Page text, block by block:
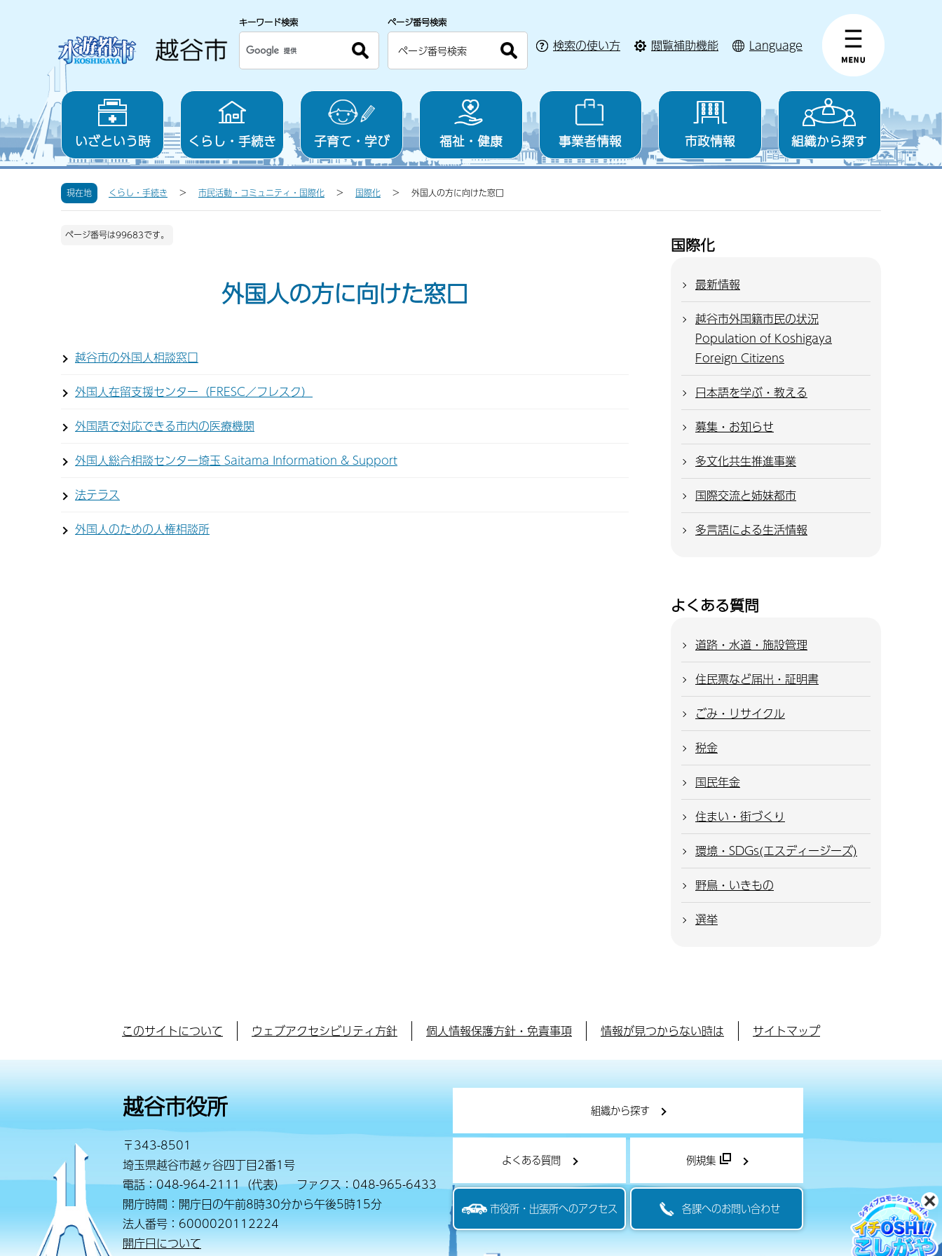
キーワード検索 ページ番号検索
検索の使い方 閲覧補助機能 Language
いざという時 くらし・手続き 子育て・学び 福祉・健康 事業者情報 市政情報 組織から探す
現在地 くらし・手続き 市民活動・コミュニティ・国際化 国際化 外国人の方に向けた窓口
ページ番号は99683です。
外国人の方に向けた窓口
越谷市の外国人相談窓口
外国人在留支援センター（FRESC／フレスク）
外国語で対応できる市内の医療機関
外国人総合相談センター埼玉 Saitama Information & Support
法テラス
外国人のための人権相談所
国際化
最新情報
越谷市外国籍市民の状況
Population of Koshigaya
Foreign Citizens
日本語を学ぶ・教える
募集・お知らせ
多文化共生推進事業
国際交流と姉妹都市
多言語による生活情報
よくある質問
道路・水道・施設管理
住民票など届出・証明書
ごみ・リサイクル
税金
国民年金
住まい・街づくり
環境・SDGs(エスディージーズ)
野鳥・いきもの
選挙
このサイトについて ウェブアクセシビリティ方針 個人情報保護方針・免責事項 情報が見つからない時は サイトマップ
越谷市役所
〒343-8501
埼玉県越谷市越ヶ谷四丁目2番1号
電話：048-964-2111（代表） ファクス：048-965-6433
開庁時間：開庁日の午前8時30分から午後5時15分
法人番号：6000020112224
開庁日について
組織から探す
よくある質問 例規集
市役所・出張所へのアクセス 各課へのお問い合わせ